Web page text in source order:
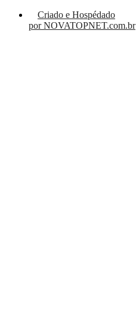
Criado e Hospédado
por NOVATOPNET.com.br